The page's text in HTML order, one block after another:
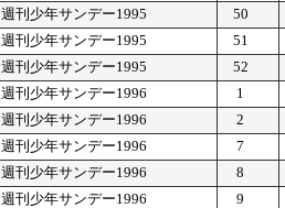
週刊少年サンデー1995
50
週刊少年サンデー1995
51
週刊少年サンデー1995
52
週刊少年サンデー1996
1
週刊少年サンデー1996
2
週刊少年サンデー1996
7
週刊少年サンデー1996
8
週刊少年サンデー1996
9